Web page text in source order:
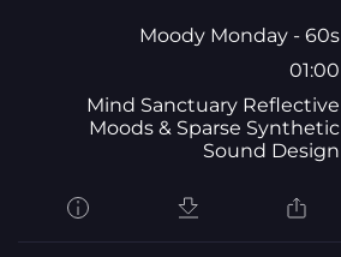
Moody Monday - 60s
01:00
Mind Sanctuary Reflective
Moods & Sparse Synthetic
Sound Design